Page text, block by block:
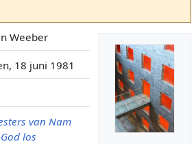
Weeber
18 juni 1981
van Nam
los